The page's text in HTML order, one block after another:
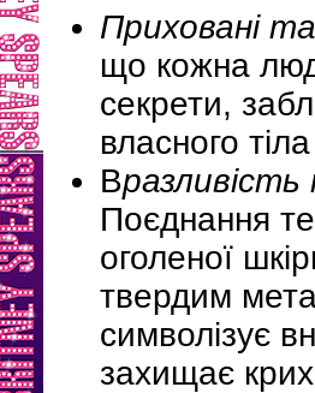
Приховані
що кожна
секрети,
власного
В
Поєднання
оголеної
твердим
символізує
захищає